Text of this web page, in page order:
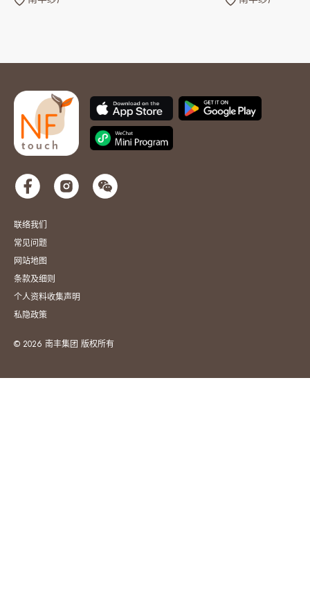
联络我们
常见问题
网站地图
条款及细则
个人资料收集声明
私隐政策
© 2026 南丰集团 版权所有